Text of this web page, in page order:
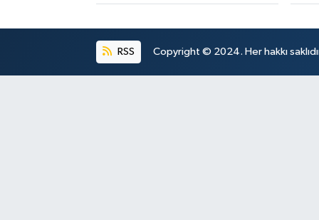
RSS Copyright © 2024. Her hakkı